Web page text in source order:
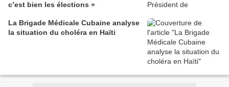
c’est bien les élections »
La Brigade Médicale Cubaine analyse
la situation du choléra en Haïti